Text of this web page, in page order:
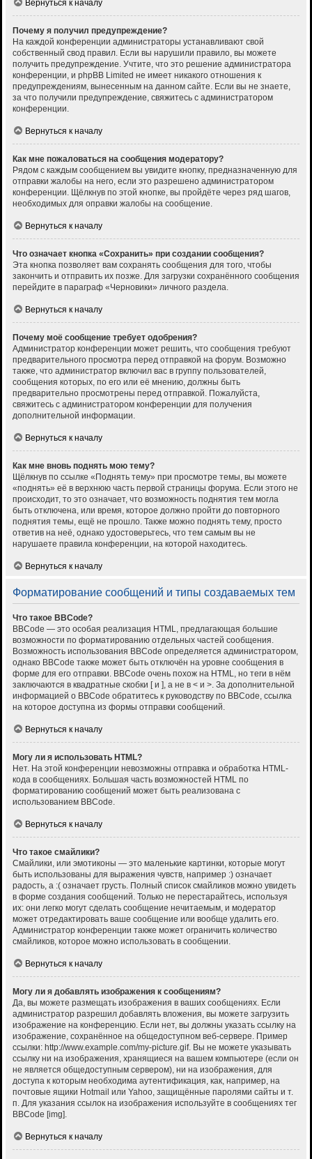
Вернуться к началу
Почему я получил предупреждение?
На каждой конференции администраторы устанавливают свой
собственный свод правил. Если вы нарушили правило, вы можете
получить предупреждение. Учтите, что это решение администратора
конференции, и phpBB Limited не имеет никакого отношения к
предупреждениям, вынесенным на данном сайте. Если вы не знаете,
за что получили предупреждение, свяжитесь с администратором
конференции.
Вернуться к началу
Как мне пожаловаться на сообщения модератору?
Рядом с каждым сообщением вы увидите кнопку, предназначенную для
отправки жалобы на него, если это разрешено администратором
конференции. Щёлкнув по этой кнопке, вы пройдёте через ряд шагов,
необходимых для оправки жалобы на сообщение.
Вернуться к началу
Что означает кнопка «Сохранить» при создании сообщения?
Эта кнопка позволяет вам сохранять сообщения для того, чтобы
закончить и отправить их позже. Для загрузки сохранённого сообщения
перейдите в параграф «Черновики» личного раздела.
Вернуться к началу
Почему моё сообщение требует одобрения?
Администратор конференции может решить, что сообщения требуют
предварительного просмотра перед отправкой на форум. Возможно
также, что администратор включил вас в группу пользователей,
сообщения которых, по его или её мнению, должны быть
предварительно просмотрены перед отправкой. Пожалуйста,
свяжитесь с администратором конференции для получения
дополнительной информации.
Вернуться к началу
Как мне вновь поднять мою тему?
Щёлкнув по ссылке «Поднять тему» при просмотре темы, вы можете
«поднять» её в верхнюю часть первой страницы форума. Если этого не
происходит, то это означает, что возможность поднятия тем могла
быть отключена, или время, которое должно пройти до повторного
поднятия темы, ещё не прошло. Также можно поднять тему, просто
ответив на неё, однако удостоверьтесь, что тем самым вы не
нарушаете правила конференции, на которой находитесь.
Вернуться к началу
Форматирование сообщений и типы создаваемых тем
Что такое BBCode?
BBCode — это особая реализация HTML, предлагающая большие
возможности по форматированию отдельных частей сообщения.
Возможность использования BBCode определяется администратором,
однако BBCode также может быть отключён на уровне сообщения в
форме для его отправки. BBCode очень похож на HTML, но теги в нём
заключаются в квадратные скобки [ и ], а не в < и >. За дополнительной
информацией о BBCode обратитесь к руководству по BBCode, ссылка
на которое доступна из формы отправки сообщений.
Вернуться к началу
Могу ли я использовать HTML?
Нет. На этой конференции невозможны отправка и обработка HTML-
кода в сообщениях. Большая часть возможностей HTML по
форматированию сообщений может быть реализована с
использованием BBCode.
Вернуться к началу
Что такое смайлики?
Смайлики, или эмотиконы — это маленькие картинки, которые могут
быть использованы для выражения чувств, например :) означает
радость, а :( означает грусть. Полный список смайликов можно увидеть
в форме создания сообщений. Только не перестарайтесь, используя
их: они легко могут сделать сообщение нечитаемым, и модератор
может отредактировать ваше сообщение или вообще удалить его.
Администратор конференции также может ограничить количество
смайликов, которое можно использовать в сообщении.
Вернуться к началу
Могу ли я добавлять изображения к сообщениям?
Да, вы можете размещать изображения в ваших сообщениях. Если
администратор разрешил добавлять вложения, вы можете загрузить
изображение на конференцию. Если нет, вы должны указать ссылку на
изображение, сохранённое на общедоступном веб-сервере. Пример
ссылки: http://www.example.com/my-picture.gif. Вы не можете указывать
ссылку ни на изображения, хранящиеся на вашем компьютере (если он
не является общедоступным сервером), ни на изображения, для
доступа к которым необходима аутентификация, как, например, на
почтовые ящики Hotmail или Yahoo, защищённые паролями сайты и т.
п. Для указания ссылок на изображения используйте в сообщениях тег
BBCode [img].
Вернуться к началу